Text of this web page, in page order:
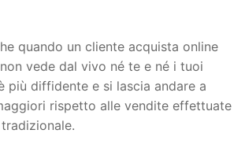
quando un cliente acquista online
vede dal vivo né te e né i tuoi
più diffidente e si lascia andare a
rispetto alle vendite effettuate